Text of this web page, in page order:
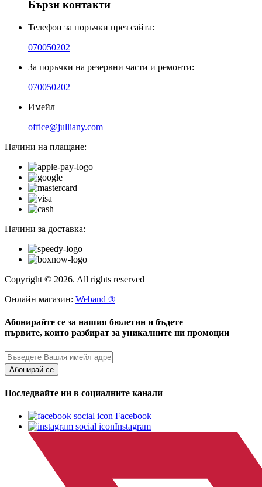
Бързи контакти
Телефон за поръчки през сайта:
070050202
За поръчки на резервни части и ремонти:
070050202
Имейл
office@julliany.com
Начини на плащане:
Начини за доставка:
Copyright © 2026. All rights reserved
Онлайн магазин: Weband ®
Абонирайте се за нашия бюлетин и бъдете
първите, които разбират за уникалните ни промоции
Абонирай се
Последвайте ни в социалните канали
Facebook
Instagram